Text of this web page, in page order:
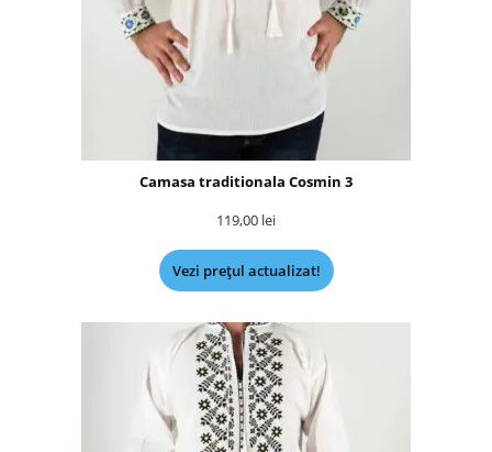
Camasa traditionala Cosmin 3
119,00 lei
Vezi prețul actualizat!